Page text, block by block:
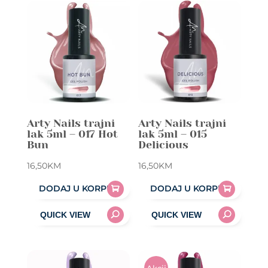
Arty Nails trajni
lak 5ml – 017 Hot
Bun
16,50KM
DODAJ U KORPU
Arty Nails trajni
lak 5ml – 015
Delicious
16,50KM
DODAJ U KORPU